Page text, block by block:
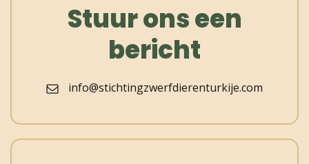
Stuur ons een
bericht
info@stichtingzwerfdierenturkije.com